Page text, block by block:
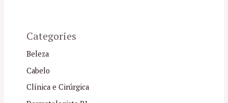
Categories
Beleza
Cabelo
Clínica e Cirúrgica